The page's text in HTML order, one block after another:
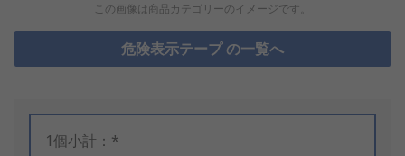
この画像は商品カテゴリーのイメージです。
危険表示テープ の一覧へ
1個小計：*